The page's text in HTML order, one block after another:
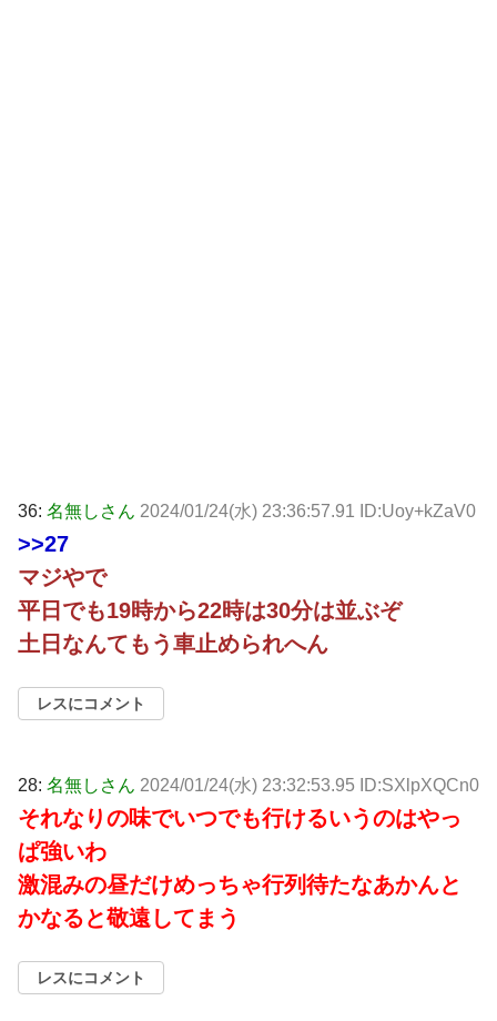
36: 名無しさん 2024/01/24(水) 23:36:57.91 ID:Uoy+kZaV0
>>27
マジやで
平日でも19時から22時は30分は並ぶぞ
土日なんてもう車止められへん
レスにコメント
28: 名無しさん 2024/01/24(水) 23:32:53.95 ID:SXlpXQCn0
それなりの味でいつでも行けるいうのはやっ
ぱ強いわ
激混みの昼だけめっちゃ行列待たなあかんと
かなると敬遠してまう
レスにコメント